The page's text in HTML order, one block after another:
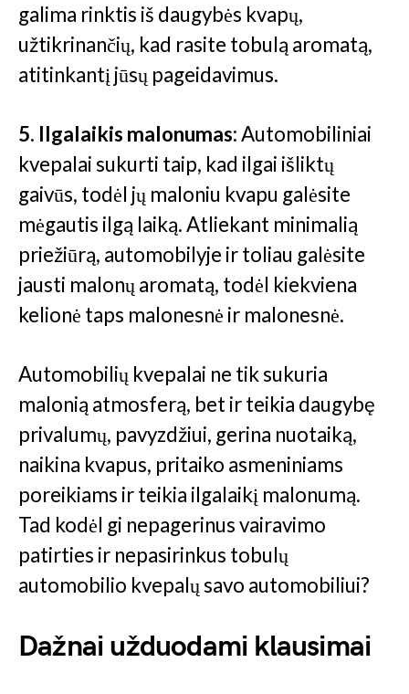
galima rinktis iš daugybės kvapų,
užtikrinančių, kad rasite tobulą aromatą,
atitinkantį jūsų pageidavimus.
5. Ilgalaikis malonumas:Automobiliniai
kvepalai sukurti taip, kad ilgai išliktų
gaivūs, todėl jų maloniu kvapu galėsite
mėgautis ilgą laiką. Atliekant minimalią
priežiūrą, automobilyje ir toliau galėsite
jausti malonų aromatą, todėl kiekviena
kelionė taps malonesnė ir malonesnė.
Automobilių kvepalai ne tik sukuria
malonią atmosferą, bet ir teikia daugybę
privalumų, pavyzdžiui, gerina nuotaiką,
naikina kvapus, pritaiko asmeniniams
poreikiams ir teikia ilgalaikį malonumą.
Tad kodėl gi nepagerinus vairavimo
patirties ir nepasirinkus tobulų
automobilio kvepalų savo automobiliui?
Dažnai užduodami klausimai